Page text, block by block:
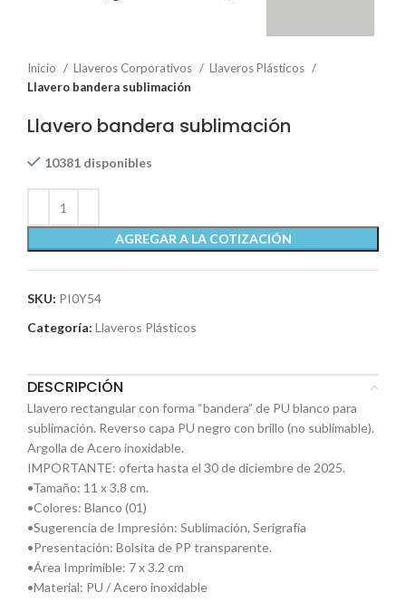
Inicio Llaveros Corporativos
Llaveros Plásticos
Llavero bandera sublimación
Llavero bandera sublimación
10381 disponibles
AGREGAR A LA COTIZACIÓN
SKU: PI0Y54
Categoría: Llaveros Plásticos
DESCRIPCIÓN
Llavero rectangular con forma “bandera” de PU blanco para
sublimación. Reverso capa PU negro con brillo (no sublimable).
Argolla de Acero inoxidable.
IMPORTANTE: oferta hasta el 30 de diciembre de 2025.
•Tamaño: 11 x 3.8 cm.
•Colores: Blanco (01)
•Sugerencia de Impresión: Sublimación, Serigrafía
•Presentación: Bolsita de PP transparente.
•Área Imprimible: 7 x 3.2 cm
•Material: PU / Acero inoxidable